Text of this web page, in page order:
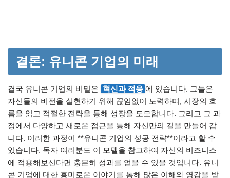
결론: 유니콘 기업의 미래
결국 유니콘 기업의 비밀은 혁신과 적응 에 있습니다. 그들은
자신들의 비전을 실현하기 위해 끊임없이 노력하며, 시장의 흐
름을 읽고 적절한 전략을 통해 성장을 도모합니다. 그리고 그 과
정에서 다양하고 새로운 접근을 통해 자신만의 길을 만들어 갑
니다. 이러한 과정이 **유니콘 기업의 성공 전략**이라고 할 수
있습니다. 독자 여러분도 이 모델을 참고하여 자신의 비즈니스
에 적용해보신다면 충분히 성과를 얻을 수 있을 것입니다. 유니
콘 기업에 대한 흥미로운 이야기를 통해 많은 이해와 영감을 받